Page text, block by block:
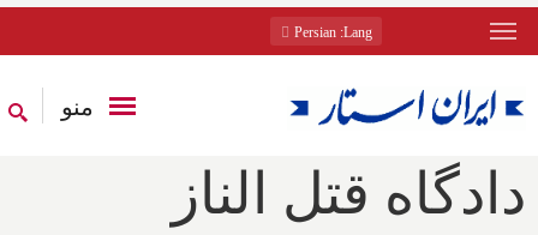
Lang
: Persian
منو
دادگاه قتل الناز